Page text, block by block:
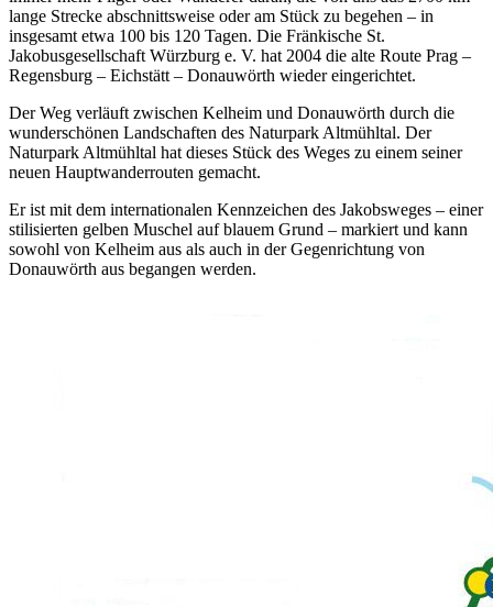
lange Strecke abschnittsweise oder am Stück zu begehen – in
insgesamt etwa 100 bis 120 Tagen. Die Fränkische St.
Jakobusgesellschaft Würzburg e. V. hat 2004 die alte Route Prag –
Regensburg – Eichstätt – Donauwörth wieder eingerichtet.
Der Weg verläuft zwischen Kelheim und Donauwörth durch die
wunderschönen Landschaften des Naturpark Altmühltal. Der
Naturpark Altmühltal hat dieses Stück des Weges zu einem seiner
neuen Hauptwanderrouten gemacht.
Er ist mit dem internationalen Kennzeichen des Jakobsweges – einer
stilisierten gelben Muschel auf blauem Grund – markiert und kann
sowohl von Kelheim aus als auch in der Gegenrichtung von
Donauwörth aus begangen werden.